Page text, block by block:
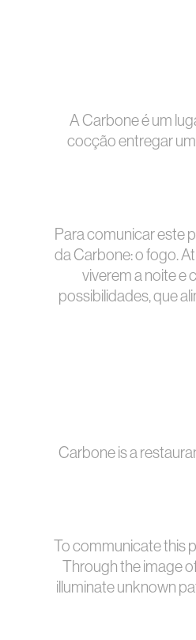
A Carbone é um
cocção entregar
Para comunicar este
da Carbone: o fogo.
viverem a noite e
possibilidades, que
Carbone is a
To communicate this
Through the image
illuminate unknown